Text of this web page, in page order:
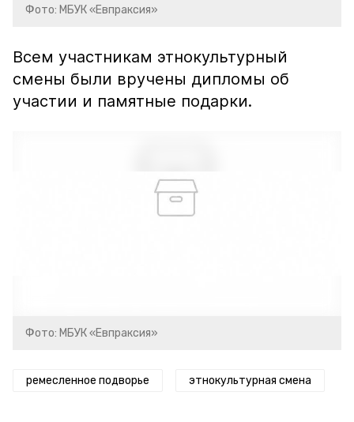
Фото: МБУК «Евпраксия»
Всем участникам этнокультурный
смены были вручены дипломы об
участии и памятные подарки.
Фото: МБУК «Евпраксия»
ремесленное подворье этнокультурная смена